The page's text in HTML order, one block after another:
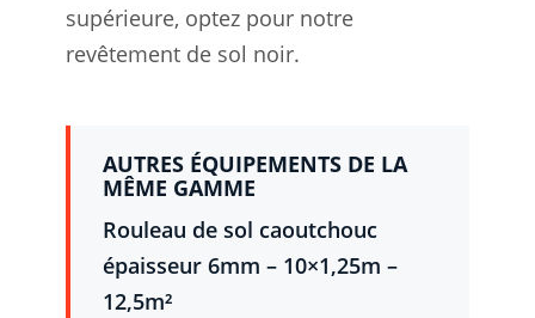
supérieure, optez pour notre
revêtement de sol noir.
AUTRES ÉQUIPEMENTS DE LA
MÊME GAMME
Rouleau de sol caoutchouc
épaisseur 6mm – 10×1,25m –
12,5m²